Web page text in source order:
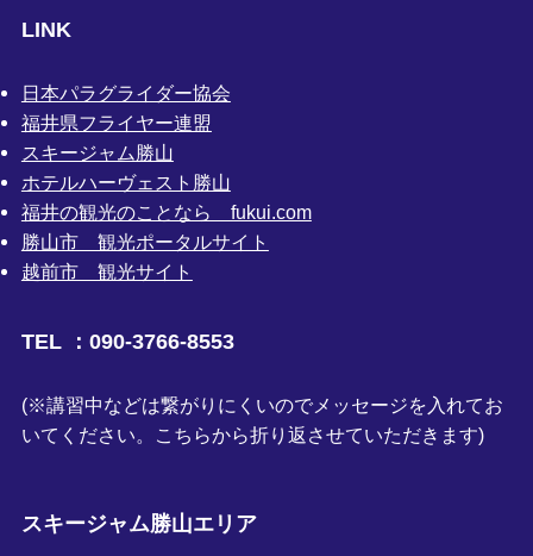
LINK
日本パラグライダー協会
福井県フライヤー連盟
スキージャム勝山
ホテルハーヴェスト勝山
福井の観光のことなら fukui.com
勝山市 観光ポータルサイト
越前市 観光サイト
TEL ：090-3766-8553
(※講習中などは繋がりにくいのでメッセージを入れてお
いてください。こちらから折り返させていただきます)
スキージャム勝山エリア